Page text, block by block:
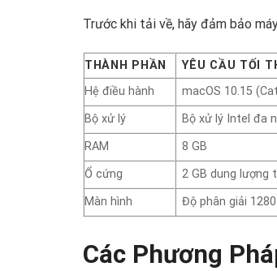
Trước khi tải về, hãy đảm bảo
THÀNH PHẦN YÊU CẦU TỐI
Hệ điều hành
macOS 10.15
Bộ xử lý
Bộ xử lý Intel đa
RAM
8 GB
Ổ cứng
2 GB dung lượng
Màn hình
Độ phân giải
Các Phương